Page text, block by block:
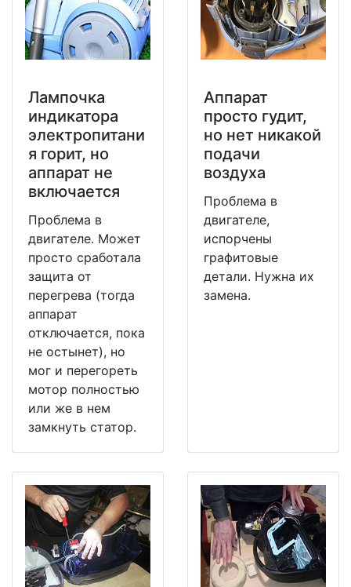
Лампочка
индикатора
электропитани
я горит, но
аппарат не
включается
Проблема в
двигателе. Может
просто сработала
защита от
перегрева (тогда
аппарат
отключается, пока
не остынет), но
мог и перегореть
мотор полностью
или же в нем
замкнуть статор.
Аппарат
просто гудит,
но нет никакой
подачи
воздуха
Проблема в
двигателе,
испорчены
графитовые
детали. Нужна их
замена.